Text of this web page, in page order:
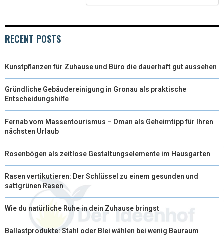
RECENT POSTS
Kunstpflanzen für Zuhause und Büro die dauerhaft gut aussehen
Gründliche Gebäudereinigung in Gronau als praktische
Entscheidungshilfe
Fernab vom Massentourismus – Oman als Geheimtipp für Ihren
nächsten Urlaub
Rosenbögen als zeitlose Gestaltungselemente im Hausgarten
Rasen vertikutieren: Der Schlüssel zu einem gesunden und
sattgrünen Rasen
Wie du natürliche Ruhe in dein Zuhause bringst
Ballastprodukte: Stahl oder Blei wählen bei wenig Bauraum